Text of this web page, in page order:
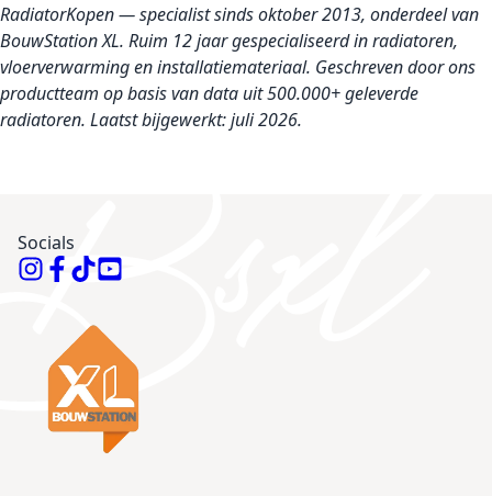
RadiatorKopen — specialist sinds oktober 2013, onderdeel van
BouwStation XL. Ruim 12 jaar gespecialiseerd in radiatoren,
vloerverwarming en installatiemateriaal. Geschreven door ons
productteam op basis van data uit 500.000+ geleverde
radiatoren. Laatst bijgewerkt: juli 2026.
Socials